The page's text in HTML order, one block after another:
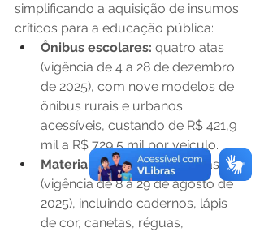
simplificando a aquisição de insumos
críticos para a educação pública:
Ônibus escolares: quatro atas
(vigência de 4 a 28 de dezembro
de 2025), com nove modelos de
ônibus rurais e urbanos
acessíveis, custando de R$ 421,9
mil a R$ 729,5 mil por veículo.
Materiais escolares: seis atas
(vigência de 8 a 29 de agosto de
2025), incluindo cadernos, lápis
de cor, canetas, réguas,